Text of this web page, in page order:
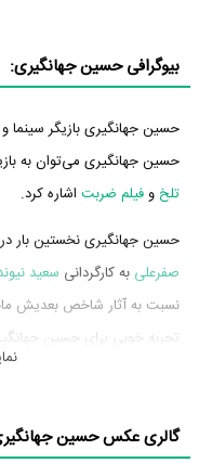
بیوگرافی حسین جهانگیری:
حسین جهانگیری بازیگر سینما
حسین جهانگیری می‌توان به
تلخ وفیلم ضربت اشاره کرد.
حسین جهانگیری نخستین بار در
صفرعلی به کارگردانی سعید
نسبت به آثار شاخص بعدیش
تجربه خوبی برای حسین
نصرت‌الله
گالری عکس حسین